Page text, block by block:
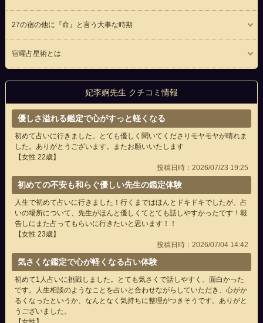
27の宿の他に『命』と言う大事な時期
宿曜占星術とは
妃李婀先生 クチコミ情報
優しさ溢れる鑑定で心がすっと軽くなる
初めて占いに行きました。とても優しく聞いてくださりモヤモヤが晴れま
した。ありがとうございます。またお願いいたします
【女性 22歳】
投稿日時：2026/07/23 19:25
初めての不安も和らぐ優しい先生の鑑定体験
人生で初めて占いに行きました！行くまではほんとドキドキでしたが、占
いの場所について、先生がほんと優しくてとても話しやすかったです！報
告しにまた占ってもらいに行きたいと思います！！
【女性 23歳】
投稿日時：2026/07/04 14:42
気さくな鑑定で心が軽くなる占い体験
初めて1人占いに挑戦しました。とても気さくで話しやすく、面白かった
です。人生相談のようなことを占いと合わせながらしていただき、心がか
るくなったというか、なんとなく気持ちに整理がつきそうです。ありがと
うございました。